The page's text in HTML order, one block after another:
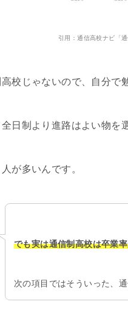
引用：通信高校ナビ「
校じゃないので、自分で
日制より進路はよい物を
が多いんです。
でも実は通信制高校は卒業
次の項目ではそういった、